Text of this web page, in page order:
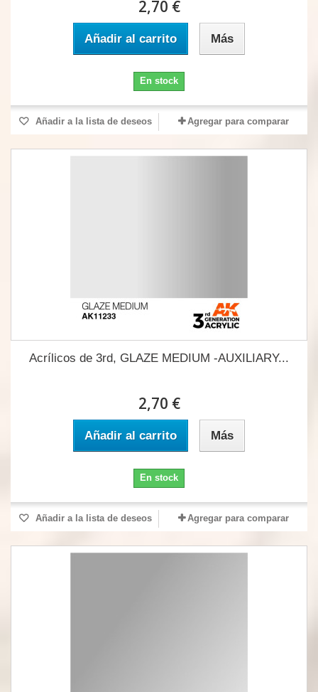
2,70 €
Añadir al carrito Más
En stock
Añadir a la lista de deseos Agregar para comparar
Acrílicos de 3rd, GLAZE MEDIUM -AUXILIARY...
2,70 €
Añadir al carrito Más
En stock
Añadir a la lista de deseos Agregar para comparar